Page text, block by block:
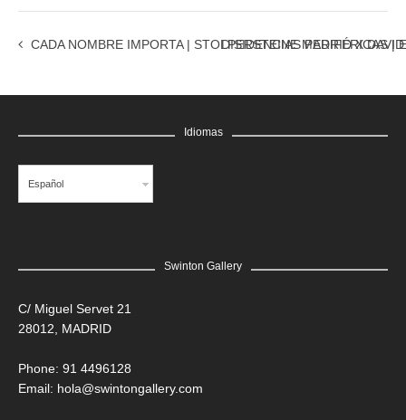
CADA NOMBRE IMPORTA | STOLPERSTEINE MADRID X
DISIDENCIAS PERIFÉRICAS |
Idiomas
Español
Swinton Gallery
C/ Miguel Servet 21
28012, MADRID
Phone: 91 4496128
Email: hola@swintongallery.com